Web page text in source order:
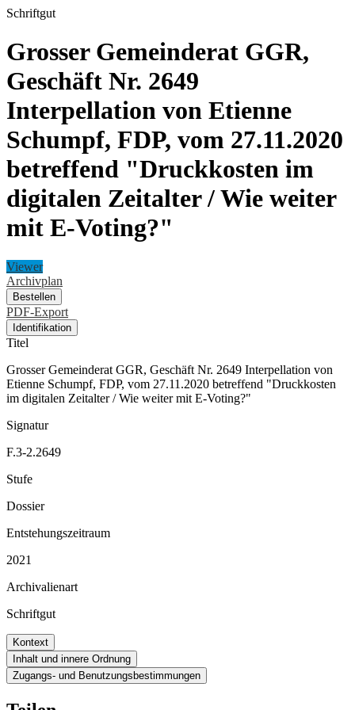
Schriftgut
Grosser Gemeinderat GGR,
Geschäft Nr. 2649
Interpellation von Etienne
Schumpf, FDP, vom 27.11.2020
betreffend "Druckkosten im
digitalen Zeitalter / Wie weiter
mit E-Voting?"
Viewer
Archivplan
Bestellen
PDF-Export
Identifikation
Titel
Grosser Gemeinderat GGR, Geschäft Nr. 2649 Interpellation von
Etienne Schumpf, FDP, vom 27.11.2020 betreffend "Druckkosten
im digitalen Zeitalter / Wie weiter mit E-Voting?"
Signatur
F.3-2.2649
Stufe
Dossier
Entstehungszeitraum
2021
Archivalienart
Schriftgut
Kontext
Inhalt und innere Ordnung
Zugangs- und Benutzungsbestimmungen